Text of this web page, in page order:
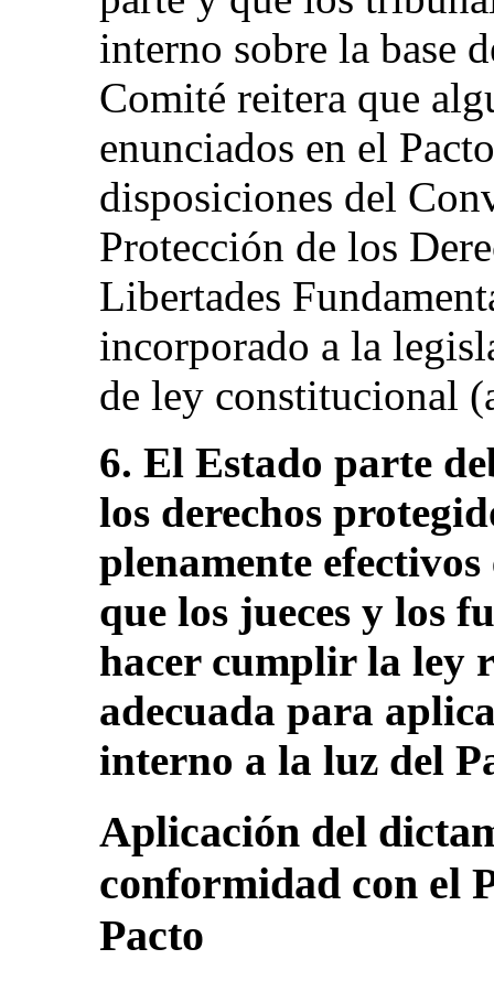
interno sobre la base
Comité reitera que
enunciados en el
disposiciones del
Protección de los
Libertades
incorporado a la
de ley constitucional
6. El Estado parte
los derechos
plenamente
que los jueces y los
hacer cumplir la ley
adecuada para
interno a la luz del
Aplicación del
conformidad con el
Pacto